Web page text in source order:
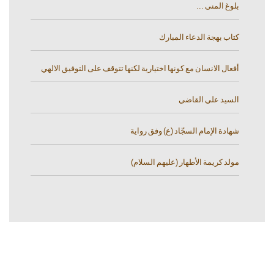
بلوغ المنى ...
كتاب بهجة الدعاء المبارك
أفعال الانسان مع كونها اختيارية لكنها تتوقف على التوفيق الالهي
السيد علي القاضي
شهادة الإمام السجّاد (ع) وفق رواية
مولد كريمة الأطهار (عليهم السلام)